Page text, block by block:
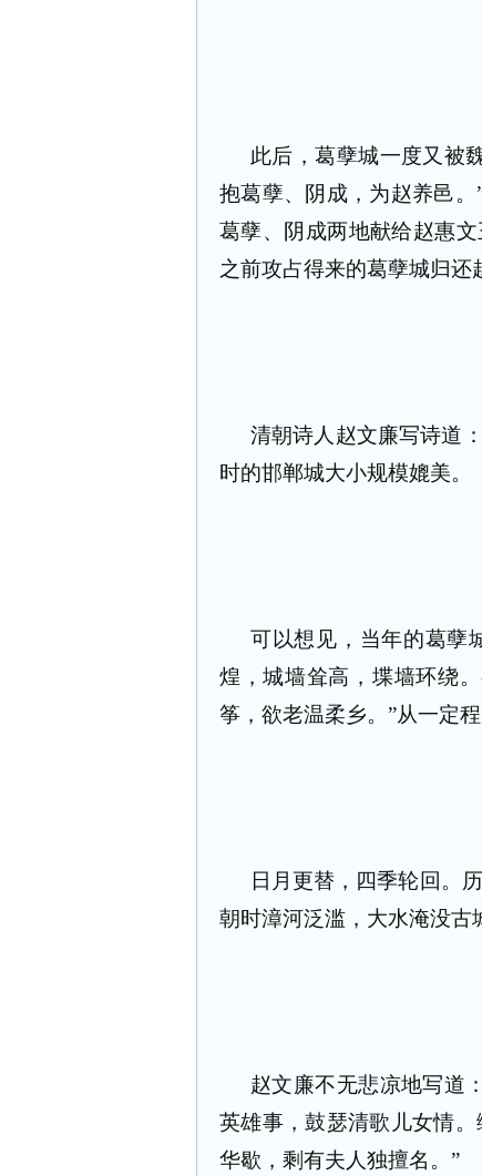
此后，葛孽城一度又被
抱葛孽、阴成，为赵养邑
葛孽、阴成两地献给赵惠
之前攻占得来的葛孽城归还
清朝诗人赵文廉写诗道
时的邯郸城大小规模媲美。
可以想见，当年的葛孽
煌，城墙耸高，堞墙环绕
筝，欲老温柔乡。”从一定
日月更替，四季轮回。
朝时漳河泛滥，大水淹没古
赵文廉不无悲凉地写道
英雄事，鼓瑟清歌儿女情
华歇，剩有夫人独擅名。”